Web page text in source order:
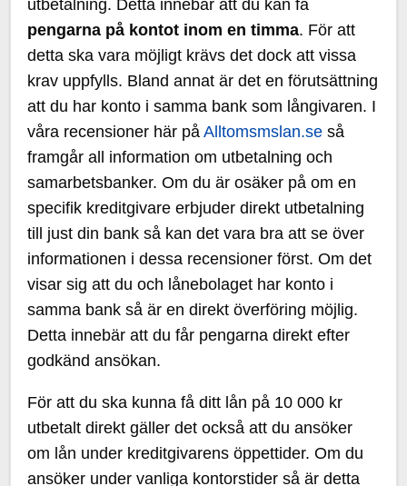
utbetalning. Detta innebär att du kan få
pengarna på kontot inom en timma. För att
detta ska vara möjligt krävs det dock att vissa
krav uppfylls. Bland annat är det en förutsättning
att du har konto i samma bank som långivaren. I
våra recensioner här påAlltomsmslan.se så
framgår all information om utbetalning och
samarbetsbanker. Om du är osäker på om en
specifik kreditgivare erbjuder direkt utbetalning
till just din bank så kan det vara bra att se över
informationen i dessa recensioner först. Om det
visar sig att du och lånebolaget har konto i
samma bank så är en direkt överföring möjlig.
Detta innebär att du får pengarna direkt efter
godkänd ansökan.
För att du ska kunna få ditt lån på 10 000 kr
utbetalt direkt gäller det också att du ansöker
om lån under kreditgivarens öppettider. Om du
ansöker under vanliga kontorstider så är detta